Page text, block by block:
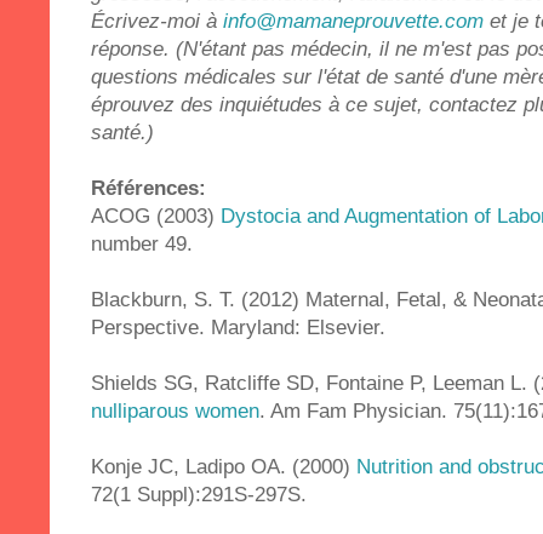
Écrivez-moi à info@mamaneprouvette.com et je
réponse. (N'étant pas médecin, il ne m'est pas
questions médicales sur l'état de santé d'une
éprouvez des inquiétudes à ce sujet, contactez
santé.)
Références:
ACOG (2003) Dystocia and Augmentation of
number 49.
Blackburn, S. T. (2012) Maternal, Fetal, &
Perspective. Maryland: Elsevier.
Shields SG, Ratcliffe SD, Fontaine P, Leeman L.
nulliparous women. Am Fam Physician.
Konje JC, Ladipo OA. (2000) Nutrition and
72(1 Suppl):291S-297S.